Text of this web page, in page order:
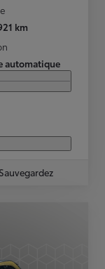
km
automatique
Sauvegardez